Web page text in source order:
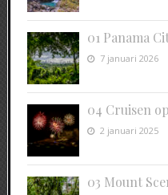
01 Panama
7 januari 2026
04 Cruisen
2 januari 2025
03 Mount